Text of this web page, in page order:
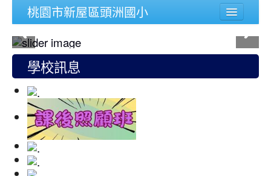
桃園市新屋區頭洲國小
學校簡介
行政組織
頭洲文件
公務連結
人事宣導專區
校內功能
學校訊息